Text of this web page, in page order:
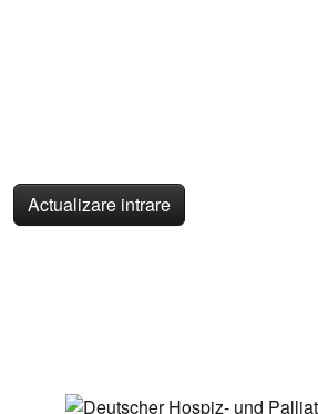
Actualizare intrare